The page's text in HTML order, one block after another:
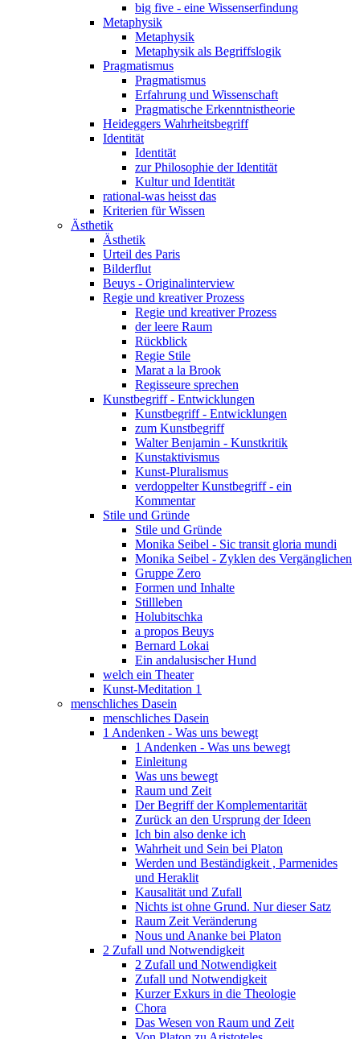
big five - eine Wissenserfindung
Metaphysik
Metaphysik
Metaphysik als Begriffslogik
Pragmatismus
Pragmatismus
Erfahrung und Wissenschaft
Pragmatische Erkenntnistheorie
Heideggers Wahrheitsbegriff
Identität
Identität
zur Philosophie der Identität
Kultur und Identität
rational-was heisst das
Kriterien für Wissen
Ästhetik
Ästhetik
Urteil des Paris
Bilderflut
Beuys - Originalinterview
Regie und kreativer Prozess
Regie und kreativer Prozess
der leere Raum
Rückblick
Regie Stile
Marat a la Brook
Regisseure sprechen
Kunstbegriff - Entwicklungen
Kunstbegriff - Entwicklungen
zum Kunstbegriff
Walter Benjamin - Kunstkritik
Kunstaktivismus
Kunst-Pluralismus
verdoppelter Kunstbegriff - ein
Kommentar
Stile und Gründe
Stile und Gründe
Monika Seibel - Sic transit gloria mundi
Monika Seibel - Zyklen des Vergänglichen
Gruppe Zero
Formen und Inhalte
Stillleben
Holubitschka
a propos Beuys
Bernard Lokai
Ein andalusischer Hund
welch ein Theater
Kunst-Meditation 1
menschliches Dasein
menschliches Dasein
1 Andenken - Was uns bewegt
1 Andenken - Was uns bewegt
Einleitung
Was uns bewegt
Raum und Zeit
Der Begriff der Komplementarität
Zurück an den Ursprung der Ideen
Ich bin also denke ich
Wahrheit und Sein bei Platon
Werden und Beständigkeit , Parmenides
und Heraklit
Kausalität und Zufall
Nichts ist ohne Grund. Nur dieser Satz
Raum Zeit Veränderung
Nous und Ananke bei Platon
2 Zufall und Notwendigkeit
2 Zufall und Notwendigkeit
Zufall und Notwendigkeit
Kurzer Exkurs in die Theologie
Chora
Das Wesen von Raum und Zeit